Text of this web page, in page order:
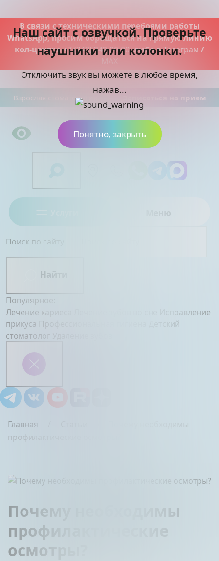
В связи с техническими перебоями работы
WhatsApp, просим обращаться на прямую линию
кол-центра+7 (343) 342-00-00, либо вТелеграм /
Взрослая стоматология Записаться на прием
Поиск по сайту
Найти
Популярное:
Лечение кариеса
Исправление
прикуса Профессиональная гигиена
Детский
стоматолог
Главная
профилактические осмотры?
Почему необходимы
профилактические
осмотры?
Наш сайт с озвучкой. Проверьте
наушники или колонки.
Отключить звук вы можете в любое время,
нажав...
Понятно, закрыть